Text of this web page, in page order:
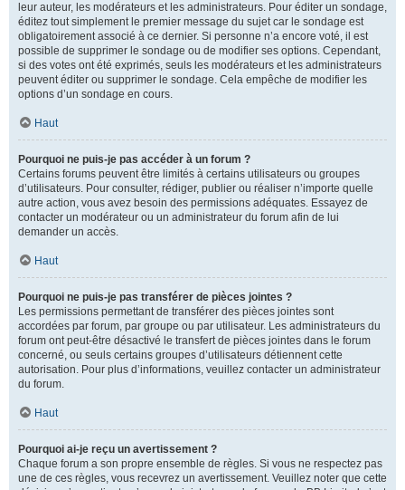
leur auteur, les modérateurs et les administrateurs. Pour éditer un sondage,
éditez tout simplement le premier message du sujet car le sondage est
obligatoirement associé à ce dernier. Si personne n’a encore voté, il est
possible de supprimer le sondage ou de modifier ses options. Cependant,
si des votes ont été exprimés, seuls les modérateurs et les administrateurs
peuvent éditer ou supprimer le sondage. Cela empêche de modifier les
options d’un sondage en cours.
Haut
Pourquoi ne puis-je pas accéder à un forum ?
Certains forums peuvent être limités à certains utilisateurs ou groupes
d’utilisateurs. Pour consulter, rédiger, publier ou réaliser n’importe quelle
autre action, vous avez besoin des permissions adéquates. Essayez de
contacter un modérateur ou un administrateur du forum afin de lui
demander un accès.
Haut
Pourquoi ne puis-je pas transférer de pièces jointes ?
Les permissions permettant de transférer des pièces jointes sont
accordées par forum, par groupe ou par utilisateur. Les administrateurs du
forum ont peut-être désactivé le transfert de pièces jointes dans le forum
concerné, ou seuls certains groupes d’utilisateurs détiennent cette
autorisation. Pour plus d’informations, veuillez contacter un administrateur
du forum.
Haut
Pourquoi ai-je reçu un avertissement ?
Chaque forum a son propre ensemble de règles. Si vous ne respectez pas
une de ces règles, vous recevrez un avertissement. Veuillez noter que cette